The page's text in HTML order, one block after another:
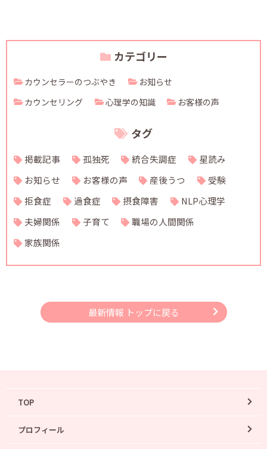
カテゴリー
カウンセラーのつぶやき
お知らせ
カウンセリング
心理学の知識 お客様の声
タグ
掲載記事 孤独死 統合失調症
星読み
お知らせ
お客様の声 産後うつ
受験
拒食症
過食症 摂食障害
NLP心理学
夫婦関係
子育て
職場の人間関係
家族関係
最新情報 トップに戻る
TOP
プロフィール